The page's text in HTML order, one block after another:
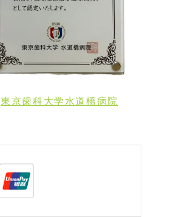
東京歯科大学水道橋病院